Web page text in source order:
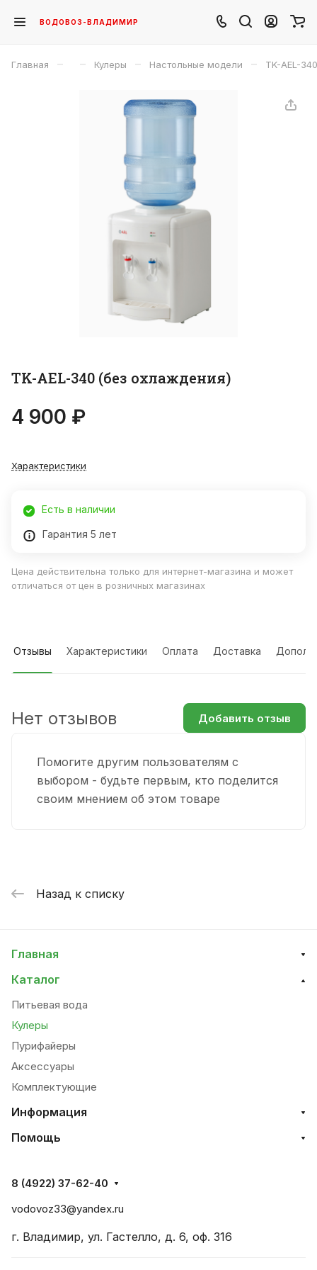
ВОДОВОЗ-ВЛАДИМИР
Главная – – Кулеры – Настольные модели – TK-AEL-
TK-AEL-340 (без охлаждения)
4 900 ₽
Характеристики
Есть в наличии
Гарантия 5 лет
Цена действительна только для интернет-магазина и может
отличаться от цен в розничных магазинах
Отзывы Характеристики Оплата Доставка
Помогите другим пользователям с
выбором - будьте первым, кто поделится
своим мнением об этом товаре
Нет отзывов Добавить отзыв
Назад к списку
Главная
Каталог
Питьевая вода
Кулеры
Пурифайеры
Аксессуары
Комплектующие
Информация
Помощь
8 (4922) 37-62-40
vodovoz33@yandex.ru
г. Владимир, ул. Гастелло, д. 6, оф. 316